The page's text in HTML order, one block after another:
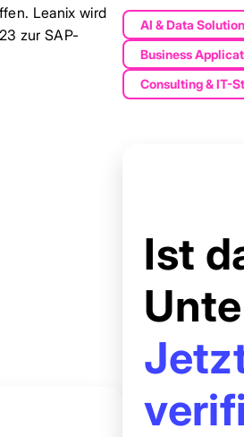
Leanix wird
zur SAP-
AI & Data
Business
Consulting & IT-
Ist